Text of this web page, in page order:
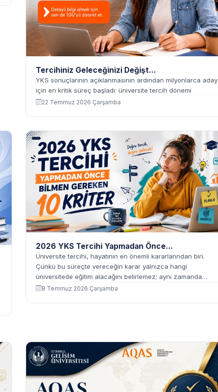
Tercihiniz Geleceğinizi Değişt...
YKS sonuçlarının açıklanmasının ardından milyonlarca aday
için en kritik süreç başladı: üniversite tercih dönemi
22 Temmuz 2026 Çarşamba
2026 YKS Tercihi Yapmadan Önce...
Üniversite tercihi, hayatının en önemli kararlarından biri.
Çünkü bu süreçte vereceğin karar yalnızca hangi
üniversitede eğitim alacağını belirlemez; aynı zamanda
kariyerini, yaşayacağın çevreyi, kuracağın sosyal ağı ve
8 Temmuz 2026 Çarşamba